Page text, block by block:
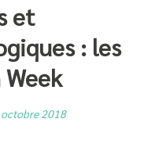
et
: les
octobre 2018